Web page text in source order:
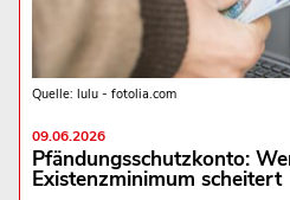
Quelle: lulu - fotolia.com
09.06.2026
Pfändungsschutzkonto:
Existenzminimum scheitert